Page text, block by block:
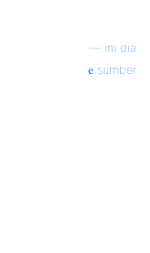
ini dia
sumber